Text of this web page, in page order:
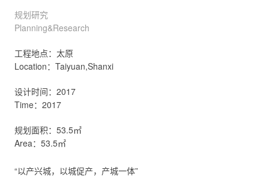
规划研究
Planning&Research
工程地点：太原
Location：Taiyuan,Shanxi
设计时间：2017
Time：2017
规划面积：53.5㎡
Area：53.5㎡
“以产兴城，以城促产，产城一体”